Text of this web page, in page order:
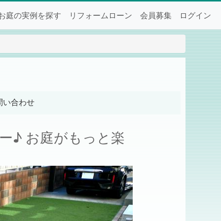
庭の実例を探す リフォームローン 会員募集 ログイン
合わせ
♪ お庭がもっと楽